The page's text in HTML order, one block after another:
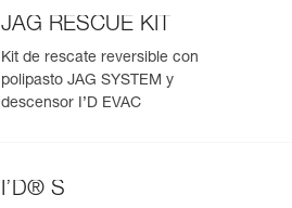
JAG RESCUE KIT
Kit de rescate reversible con
polipasto JAG SYSTEM y
descensor I’D EVAC
I’D® S